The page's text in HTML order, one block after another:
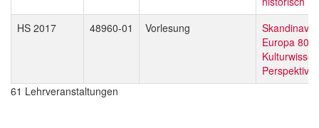
HS 2017
48960-01 Vorlesung
Europa
61 Lehrveranstaltungen